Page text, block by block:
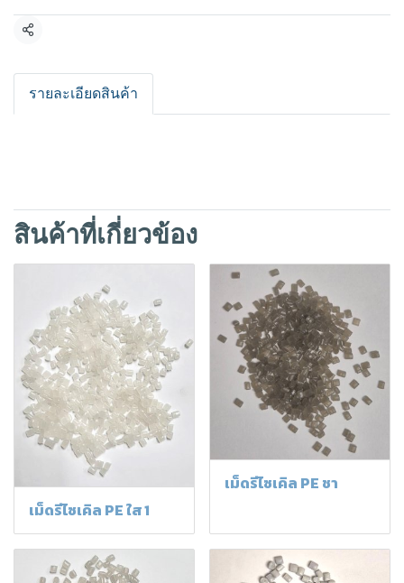
แชร์
รายละเอียดสินค้า
สินค้าที่เกี่ยวข้อง
เม็ดรีไซเคิล PE ใส 1
เม็ดรีไซเคิล PE ชา